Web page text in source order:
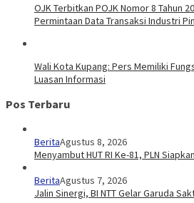
OJK Terbitkan POJK Nomor 8 Tahun
Permintaan Data Transaksi Industri
Wali Kota Kupang: Pers Memiliki
Luasan Informasi
Pos Terbaru
BeritaAgustus 8, 2026
Menyambut HUT RI Ke-81, PLN
BeritaAgustus 7, 2026
Jalin Sinergi, BI NTT Gelar Garuda